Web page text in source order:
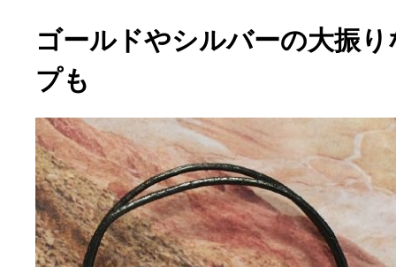
ゴールドやシルバーの大振
プも